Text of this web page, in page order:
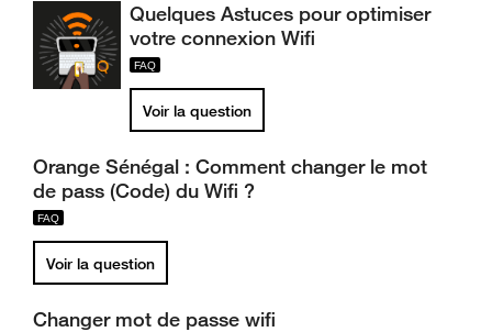
Quelques Astuces pour optimiser
votre connexion Wifi
Voir la question
Orange Sénégal : Comment changer le mot
de pass (Code) du Wifi ?
Voir la question
Changer mot de passe wifi